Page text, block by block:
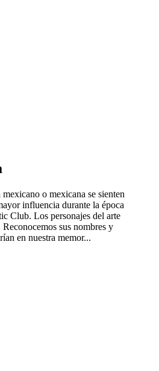
o mexicana se sienten
influencia durante la época
Club. Los personajes del arte
sus nombres y
en nuestra memor...